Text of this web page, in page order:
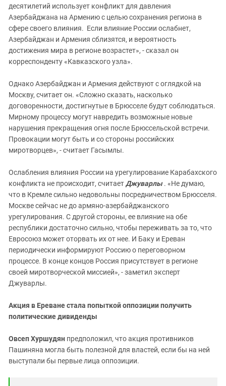
десятилетий использует конфликт для давления
Азербайджана на Армению с целью сохранения региона в
сфере своего влияния. Если влияние России ослабнет,
Азербайджан и Армения сблизятся, и вероятность
достижения мира в регионе возрастет», - сказал он
корреспонденту «Кавказского узла».
Однако Азербайджан и Армения действуют с оглядкой на
Москву, считает он. «Сложно сказать, насколько
договоренности, достигнутые в Брюсселе будут соблюдаться.
Мирному процессу могут навредить возможные новые
нарушения прекращения огня после Брюссельской встречи.
Провокации могут быть и со стороны российских
миротворцев», - считает Гасымлы.
Ослабления влияния России на урегулирование Карабахского
конфликта не происходит, считаетДжуварлы. «Не думаю,
что в Кремле сильно недовольны посредничеством Брюсселя.
Москве сейчас не до армяно-азербайджанского
урегулирования. С другой стороны, ее влияние на обе
республики достаточно сильно, чтобы переживать за то, что
Евросоюз может оторвать их от нее. И Баку и Ереван
периодически информируют Россию о переговорном
процессе. В конце концов Россия присутствует в регионе
своей миротворческой миссией», - заметил эксперт
Джуварлы.
Акция в Ереване стала попыткой оппозиции получить
политическиедивиденды
Овсеп Хуршудян предположил, что акция противников
Пашиняна могла быть полезной для властей, если бы на ней
выступали бы первые лица оппозиции.